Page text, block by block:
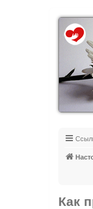
Регистрация
Как